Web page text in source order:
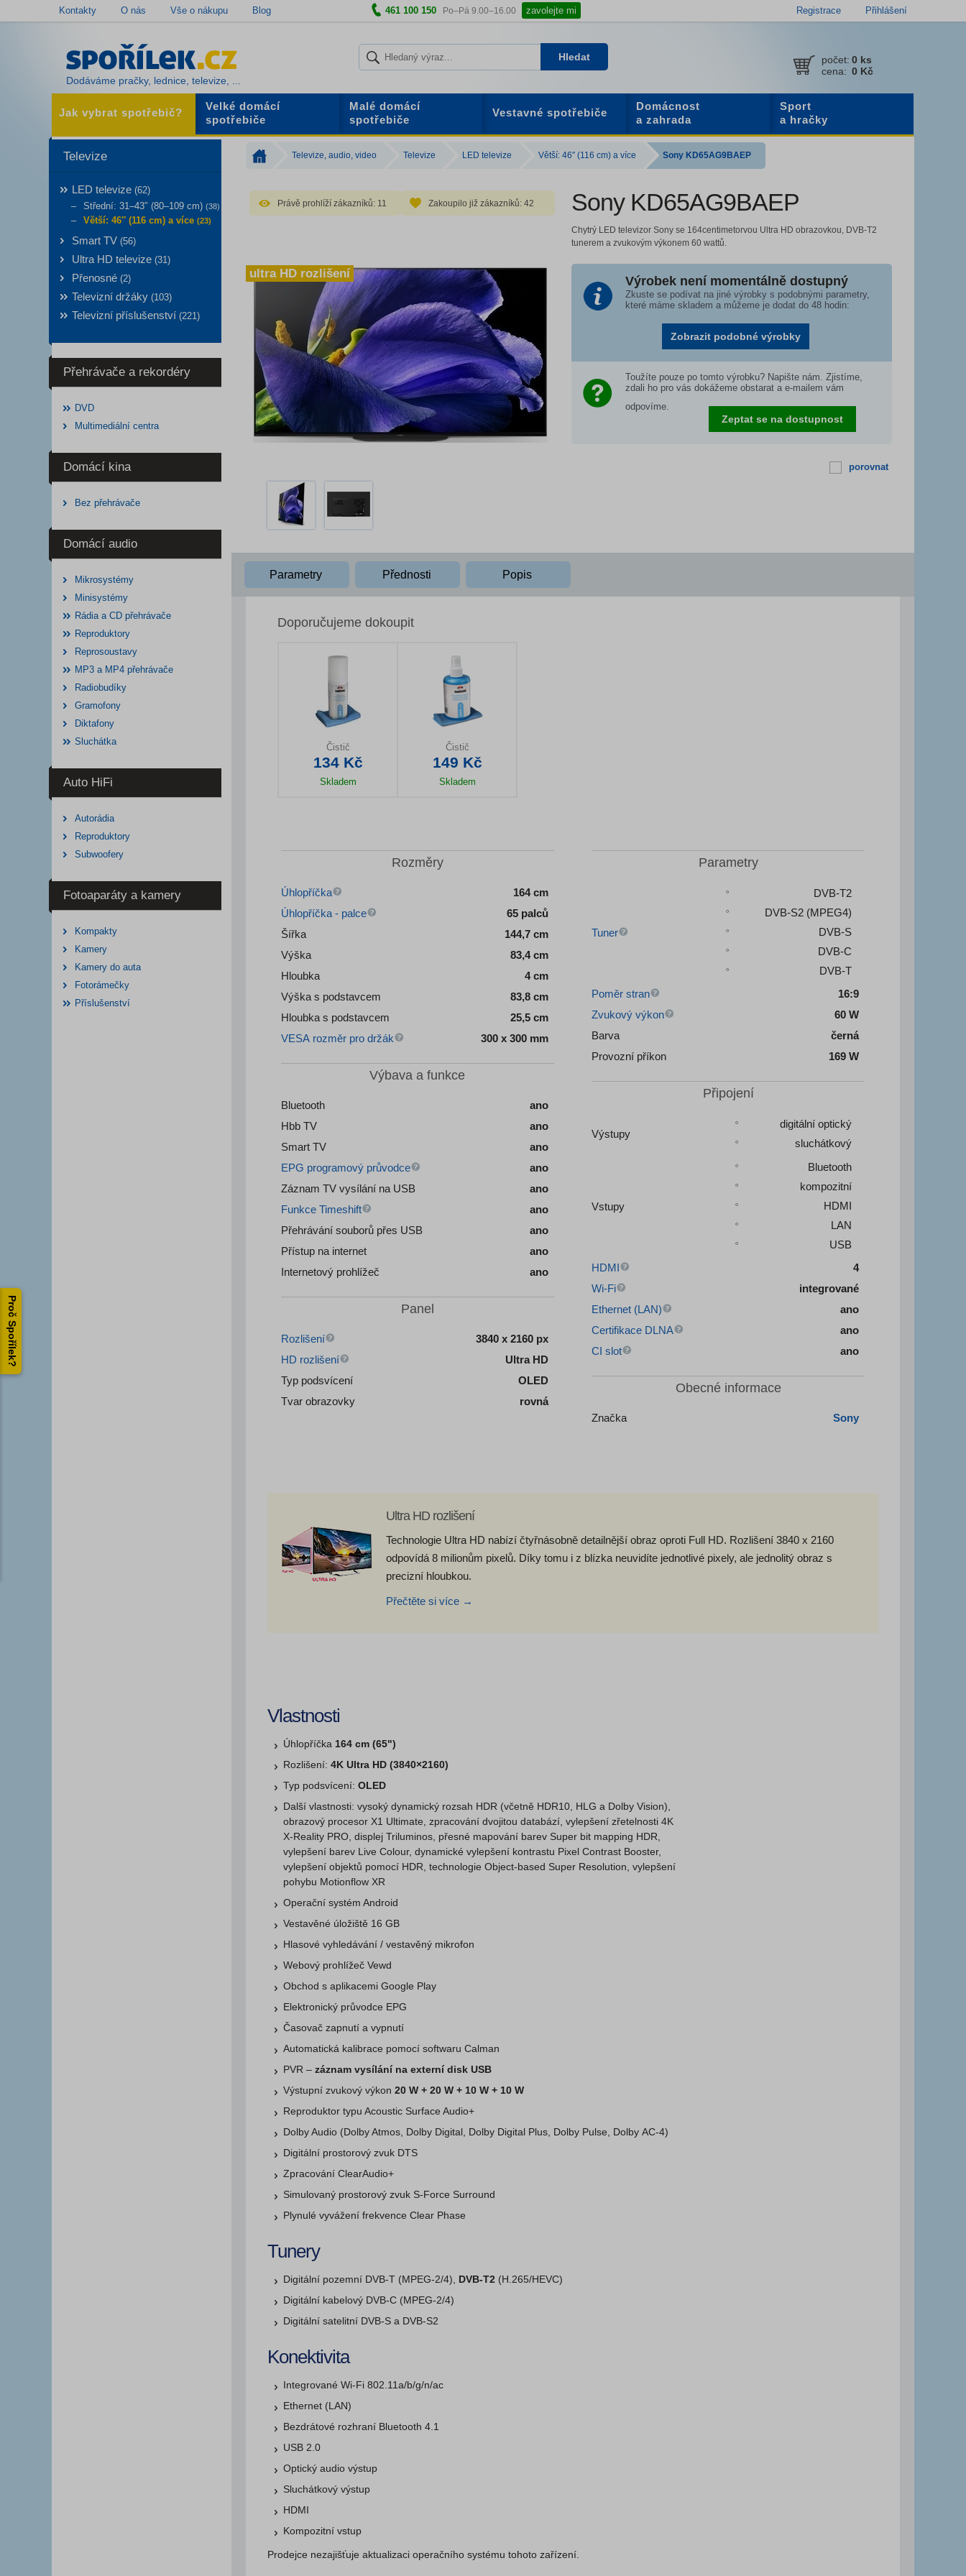
Proč Spořílek?
Kontakty O nás Vše o nákupu Blog 461 100 150 Po–Pá 9.00–16.00 zavolejte mi Registrace Přihlášení
Dodáváme pračky, lednice, televize, ...
počet: 0 ks
cena: 0 Kč
Hledat
Jak vybrat spotřebič?
Velké domácí
spotřebiče
Malé domácí
spotřebiče
Vestavné spotřebiče
Domácnost
a zahrada
Sport
a hračky
Televize, audio, video Televize LED televize Větší: 46″ (116 cm) a více Sony KD65AG9BAEP
Právě prohlíží zákazníků: 11 Zakoupilo již zákazníků: 42 Sony KD65AG9BAEP
Chytrý LED televizor Sony se 164centimetorvou Ultra HD obrazovkou, DVB-T2
tunerem a zvukovým výkonem 60 wattů.
Výrobek není momentálně dostupný
Zkuste se podívat na jiné výrobky s podobnými parametry,
které máme skladem a můžeme je dodat do 48 hodin:
Zobrazit podobné výrobky
Toužíte pouze po tomto výrobku? Napište nám. Zjistíme,
zdali ho pro vás dokážeme obstarat a e-mailem vám
odpovíme.
Zeptat se na dostupnost
porovnat
ultra HD rozlišení
Parametry Přednosti Popis
Doporučujeme dokoupit
Čistič
134 Kč
Skladem
Čistič
149 Kč
Skladem
Rozměry
Úhlopříčka
164 cm
Úhlopříčka - palce
65 palců
Šířka
144,7 cm
Výška
83,4 cm
Hloubka
4 cm
Výška s podstavcem
83,8 cm
Hloubka s podstavcem
25,5 cm
VESA rozměr pro držák
300 x 300 mm
Výbava a funkce
Bluetooth
ano
Hbb TV
ano
Smart TV
ano
EPG programový průvodce
ano
Záznam TV vysílání na USB
ano
Funkce Timeshift
ano
Přehrávání souborů přes USB
ano
Přístup na internet
ano
Internetový prohlížeč
ano
Panel
Rozlišení
3840 x 2160 px
HD rozlišení
Ultra HD
Typ podsvícení
OLED
Tvar obrazovky
rovná
Parametry
Tuner
DVB-T2
DVB-S2 (MPEG4)
DVB-S
DVB-C
DVB-T
Poměr stran
16:9
Zvukový výkon
60 W
Barva
černá
Provozní příkon
169 W
Připojení
Výstupy
digitální optický
sluchátkový
Vstupy
Bluetooth
kompozitní
HDMI
LAN
USB
HDMI
4
Wi-Fi
integrované
Ethernet (LAN)
ano
Certifikace DLNA
ano
CI slot
ano
Obecné informace
Značka Sony
Ultra HD rozlišení
Technologie Ultra HD nabízí čtyřnásobně detailnější obraz oproti Full HD. Rozlišení 3840 x 2160
odpovídá 8 milionům pixelů. Díky tomu i z blízka neuvidíte jednotlivé pixely, ale jednolitý obraz s
precizní hloubkou.
Přečtěte si více →
Vlastnosti
Úhlopříčka 164 cm (65")
Rozlišení: 4K Ultra HD (3840×2160)
Typ podsvícení: OLED
Další vlastnosti: vysoký dynamický rozsah HDR (včetně HDR10, HLG a Dolby Vision),
obrazový procesor X1 Ultimate, zpracování dvojitou databází, vylepšení zřetelnosti 4K
X-Reality PRO, displej Triluminos, přesné mapování barev Super bit mapping HDR,
vylepšení barev Live Colour, dynamické vylepšení kontrastu Pixel Contrast Booster,
vylepšení objektů pomocí HDR, technologie Object-based Super Resolution, vylepšení
pohybu Motionflow XR
Operační systém Android
Vestavěné úložiště 16 GB
Hlasové vyhledávání / vestavěný mikrofon
Webový prohlížeč Vewd
Obchod s aplikacemi Google Play
Elektronický průvodce EPG
Časovač zapnutí a vypnutí
Automatická kalibrace pomocí softwaru Calman
PVR – záznam vysílání na externí disk USB
Výstupní zvukový výkon 20 W + 20 W + 10 W + 10 W
Reproduktor typu Acoustic Surface Audio+
Dolby Audio (Dolby Atmos, Dolby Digital, Dolby Digital Plus, Dolby Pulse, Dolby AC-4)
Digitální prostorový zvuk DTS
Zpracování ClearAudio+
Simulovaný prostorový zvuk S-Force Surround
Plynulé vyvážení frekvence Clear Phase
Tunery
Digitální pozemní DVB-T (MPEG-2/4), DVB-T2 (H.265/HEVC)
Digitální kabelový DVB-C (MPEG-2/4)
Digitální satelitní DVB-S a DVB-S2
Konektivita
Integrované Wi-Fi 802.11a/b/g/n/ac
Ethernet (LAN)
Bezdrátové rozhraní Bluetooth 4.1
USB 2.0
Optický audio výstup
Sluchátkový výstup
HDMI
Kompozitní vstup
Prodejce nezajišťuje aktualizaci operačního systému tohoto zařízení.
Televize
LED televize (62)
Střední: 31–43″ (80–109 cm) (38)
Větší: 46″ (116 cm) a více (23)
Smart TV (56)
Ultra HD televize (31)
Přenosné (2)
Televizní držáky (103)
Televizní příslušenství (221)
Přehrávače a rekordéry
DVD
Multimediální centra
Domácí kina
Bez přehrávače
Domácí audio
Mikrosystémy
Minisystémy
Rádia a CD přehrávače
Reproduktory
Reprosoustavy
MP3 a MP4 přehrávače
Radiobudíky
Gramofony
Diktafony
Sluchátka
Auto HiFi
Autorádia
Reproduktory
Subwoofery
Fotoaparáty a kamery
Kompakty
Kamery
Kamery do auta
Fotorámečky
Příslušenství